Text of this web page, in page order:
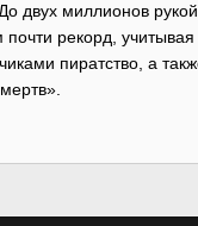
двух миллионов
рекорд,
пиратство, а